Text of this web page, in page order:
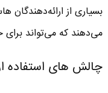
می‌دهند که می‌تواند
چالش های استفاده